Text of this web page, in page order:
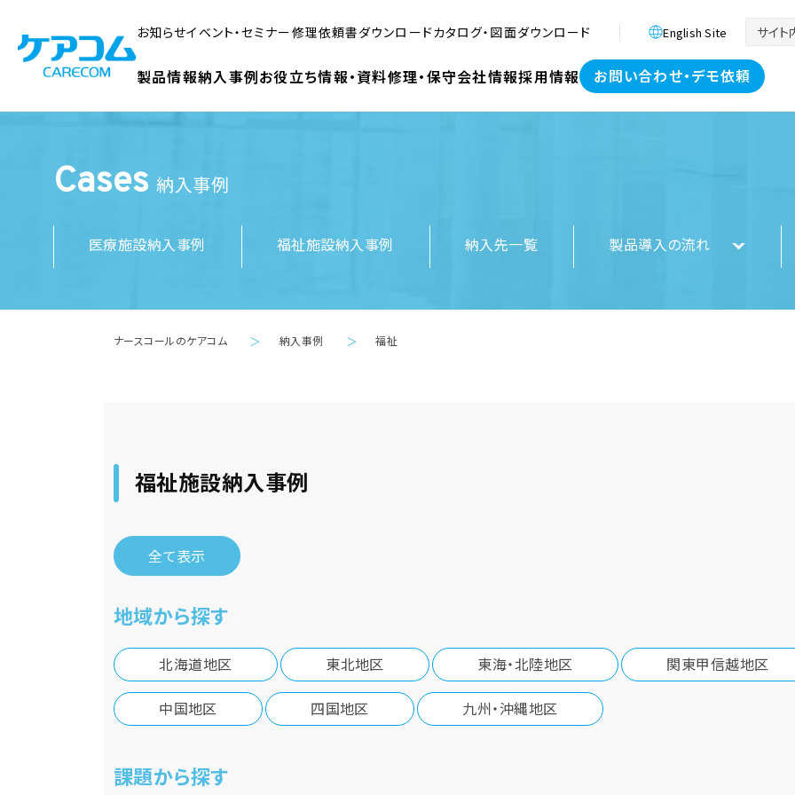
お知らせイベント・セミナー修理依頼書ダウンロードカタログ・図面ダウンロード English Site
製品情報納入事例お役立ち情報・資料修理・保守会社情報採用情報 お問い合わせ・デモ依頼
Cases 納入事例
医療施設納入事例 福祉施設納入事例 納入先一覧 製品導入の流れ
ナースコールのケアコム ＞ 納入事例 ＞ 福祉
福祉施設納入事例
全て表示
地域から探す
北海道地区 東北地区 東海・北陸地区 関東甲信越地区
中国地区 四国地区 九州・沖縄地区
課題から探す